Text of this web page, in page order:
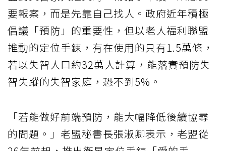
要報案，而是先靠自己找人。政府近年積極
倡議「預防」的重要性，但以老人福利聯盟
推動的定位手鍊，有在使用的只有1.5萬條，
若以失智人口約32萬人計算，能落實預防失
智失蹤的失智家庭，恐不到5%。
「若能做好前端預防，能大幅降低後續協尋
的問題。」老盟秘書長張淑卿表示，老盟從